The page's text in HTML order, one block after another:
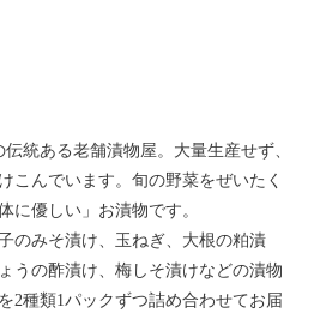
統ある老舗漬物屋。大量生産せず、
こんでいます。旬の野菜をぜいたく
に優しい」お漬物です。
のみそ漬け、玉ねぎ、大根の粕漬
うの酢漬け、梅しそ漬けなどの漬物
2種類1パックずつ詰め合わせてお届